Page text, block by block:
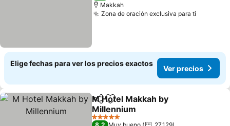
Makkah
Zona de oración exclusiva para ti
Elige fechas para ver los precios exactos
Ver precios
CompartirAgregar a favoritos
M Hotel Makkah by
Millennium
Ver precios
5 Estrellas